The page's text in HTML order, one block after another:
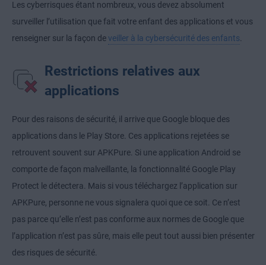
Les cyberrisques étant nombreux, vous devez absolument
surveiller l’utilisation que fait votre enfant des applications et vous
renseigner sur la façon deveiller à la cybersécurité des enfants.
Restrictions relatives aux
applications
Pour des raisons de sécurité, il arrive que Google bloque des
applications dans le Play Store. Ces applications rejetées se
retrouvent souvent sur APKPure. Si une application Android se
comporte de façon malveillante, la fonctionnalité Google Play
Protect le détectera. Mais si vous téléchargez l’application sur
APKPure, personne ne vous signalera quoi que ce soit. Ce n’est
pas parce qu’elle n’est pas conforme aux normes de Google que
l’application n’est pas sûre, mais elle peut tout aussi bien présenter
des risques de sécurité.